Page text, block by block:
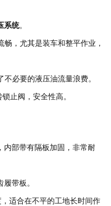
系统。
畅，尤其是装车和整平作业，
必要的液压油流量浪费。
止阀，安全性高。
内部带有隔板加固，非常耐
带板。
适合在不平的工地长时间作